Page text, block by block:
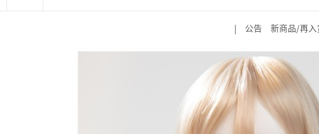
| 公告 新商品/再入